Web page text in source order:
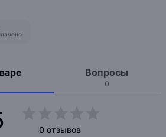
Вопросы
0
0 отзывов